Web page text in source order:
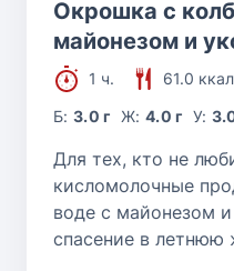
Окрошка с
майонезом и
1 ч.
61.0 ккал
Б:3.0 г Ж: 4.0 г У:
Для тех, кто не
кисломолочные
воде с майонезом
спасение в летнюю